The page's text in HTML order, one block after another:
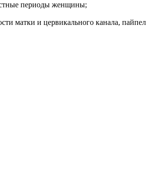
периоды женщины;
матки и цервикального канала,